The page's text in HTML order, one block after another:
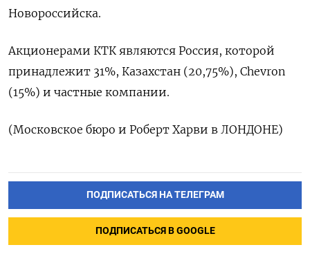
Новороссийска.
Акционерами КТК являются ⁠Россия, которой
принадлежит 31%, Казахстан (20,75%), Chevron
(15%) и частные компании.
(Московское бюро и Роберт Харви в ЛОНДОНЕ)
ПОДПИСАТЬСЯ НА ТЕЛЕГРАМ
ПОДПИСАТЬСЯ В GOOGLE